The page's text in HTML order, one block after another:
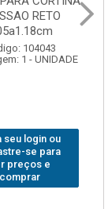
RETO
104043
1 - UNIDADE
seu login ou
se para
preços e
comprar